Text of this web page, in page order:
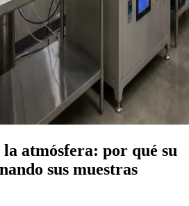
la atmósfera: por qué su
sus muestras